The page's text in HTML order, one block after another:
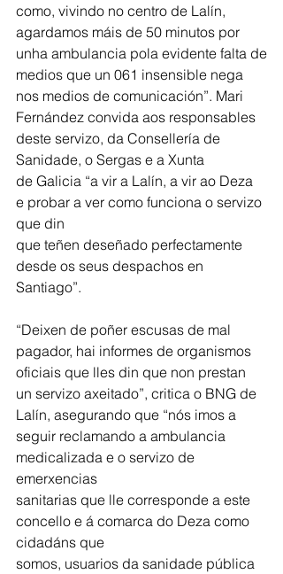
como, vivindo no centro de Lalín,
agardamos máis de 50 minutos por
unha ambulancia pola evidente falta de
medios que un 061 insensible nega
nos medios de comunicación”. Mari
Fernández convida aos responsables
deste servizo, da Consellería de
Sanidade, o Sergas e a Xunta
de Galicia “a vir a Lalín, a vir ao Deza
e probar a ver como funciona o servizo
que din
que teñen deseñado perfectamente
desde os seus despachos en
Santiago”.
“Deixen de poñer escusas de mal
pagador, hai informes de organismos
oficiais que lles din que non prestan
un servizo axeitado”, critica o BNG de
Lalín, asegurando que “nós imos a
seguir reclamando a ambulancia
medicalizada e o servizo de
emerxencias
sanitarias que lle corresponde a este
concello e á comarca do Deza como
cidadáns que
somos, usuarios da sanidade pública